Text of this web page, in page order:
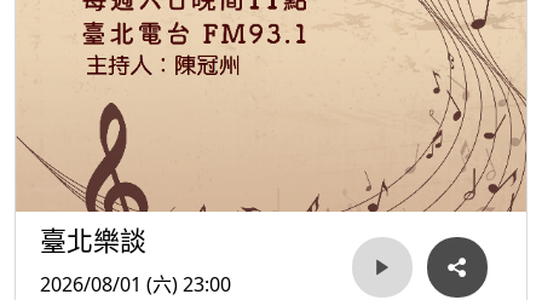
臺北樂談
2026/08/01 (六) 23:00